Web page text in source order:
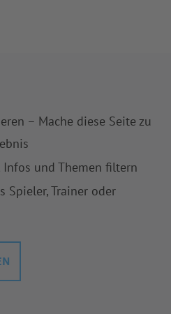
– Mache diese Seite zu
Infos und Themen filtern
Spieler, Trainer oder